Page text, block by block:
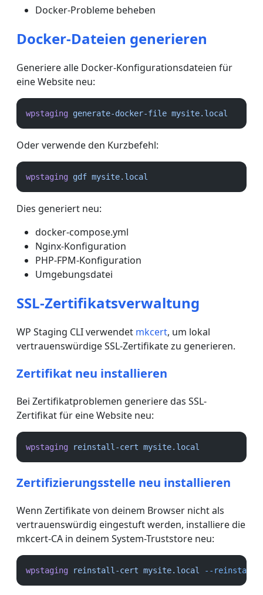
Docker-Probleme beheben
Docker-Dateien generieren
Generiere alle Docker-Konfigurationsdateien für
eine Website neu:
wpstaging generate-docker-file mysite.local
Oder verwende den Kurzbefehl:
wpstaging gdf mysite.local
Dies generiert neu:
docker-compose.yml
Nginx-Konfiguration
PHP-FPM-Konfiguration
Umgebungsdatei
SSL-Zertifikatsverwaltung
WP Staging CLI verwendet mkcert, um lokal
vertrauenswürdige SSL-Zertifikate zu generieren.
Zertifikat neu installieren
Bei Zertifikatproblemen generiere das SSL-
Zertifikat für eine Website neu:
wpstaging reinstall-cert mysite.local
Zertifizierungsstelle neu installieren
Wenn Zertifikate von deinem Browser nicht als
vertrauenswürdig eingestuft werden, installiere die
mkcert-CA in deinem System-Truststore neu:
wpstaging reinstall-cert mysite.local --reinstall-